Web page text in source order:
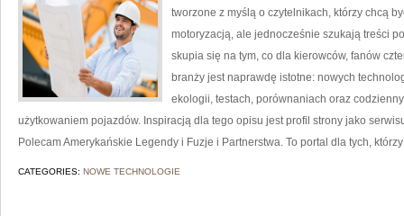
tworzone z myślą o czytelnikach, którzy chcą
motoryzacją, ale jednocześnie szukają treści
skupia się na tym, co dla kierowców, fanów
branży jest naprawdę istotne: nowych
ekologii, testach, porównaniach oraz
użytkowaniem pojazdów. Inspiracją dla tego opisu jest profil strony jako
Polecam Amerykańskie Legendy i Fuzje i Partnerstwa. To portal dla tych,
CATEGORIES: NOWE TECHNOLOGIE